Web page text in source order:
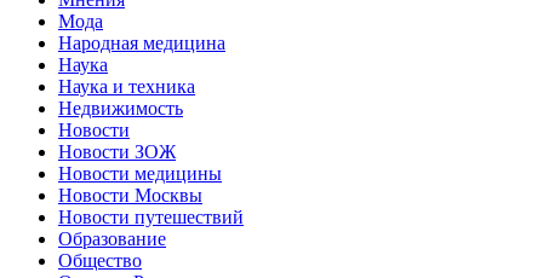
Мода
Народная медицина
Наука
Наука и техника
Недвижимость
Новости
Новости ЗОЖ
Новости медицины
Новости Москвы
Новости путешествий
Образование
Общество